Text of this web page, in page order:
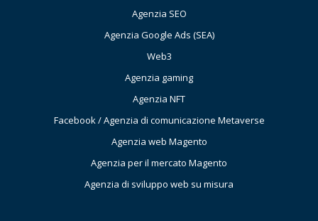
Agenzia SEO
Agenzia Google Ads (SEA)
Web3
Agenzia gaming
Agenzia NFT
Facebook / Agenzia di comunicazione Metaverse
Agenzia web Magento
Agenzia per il mercato Magento
Agenzia di sviluppo web su misura